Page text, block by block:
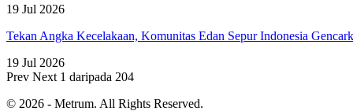
19 Jul 2026
Tekan Angka Kecelakaan, Komunitas Edan Sepur Indonesia
19 Jul 2026
Prev Next 1 daripada 204
© 2026 - Metrum. All Rights Reserved.